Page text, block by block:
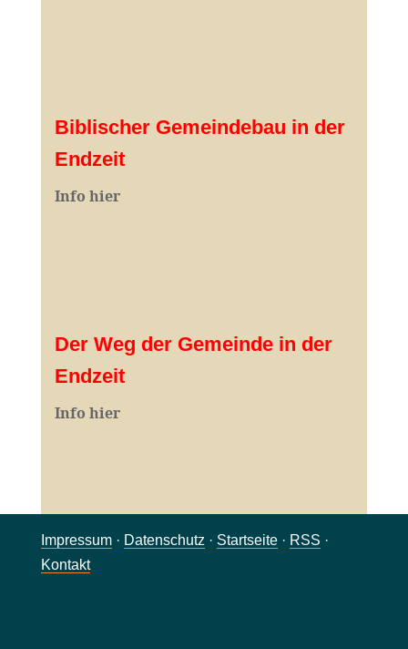
Biblischer Gemeindebau in der
Endzeit
Info hier
Der Weg der Gemeinde in der
Endzeit
Info hier
Impressum· Datenschutz · Startseite· RSS ·
Kontakt